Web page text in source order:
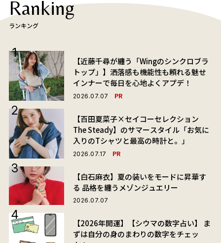
Ranking
ランキング
【近藤千尋が纏う「Wingのシンクロブラ
トップ」】洒落感も機能性も頼れる魅せ
インナーで毎日を心地よくアプデ！
2026.07.07 PR
【百田夏菜子×セイコーセレクション
The Steady】のサマースタイル「お気に
入りのTシャツと最高の時計と。」
2026.07.17 PR
【白石麻衣】夏の装いをモードに昇華す
る 品格を纏うメゾンジュエリー
2026.07.07
【2026年開運】【シウマの数字占い】 ま
ずは自分の身のまわりの数字をチェッ